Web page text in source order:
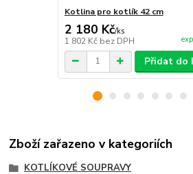
Kotlina pro kotlík 42 cm
2 180 Kč/ks
1 802 Kč bez DPH
Přidat do
Zboží zařazeno v kategoriích
KOTLÍKOVÉ SOUPRAVY